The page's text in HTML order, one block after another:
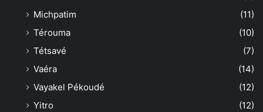
Michpatim
(11)
Térouma
(10)
Tétsavé
(7)
Vaéra
(14)
Vayakel Pékoudé
(12)
Yitro
(12)